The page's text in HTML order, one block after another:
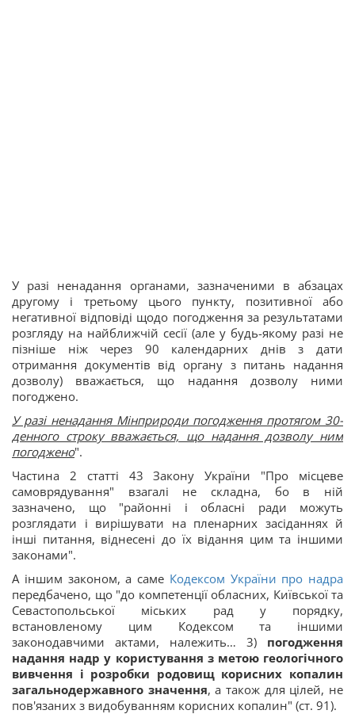
У разі ненадання органами, зазначеними в абзацах
другому і третьому цього пункту, позитивної або
негативної відповіді щодо погодження за результатами
розгляду на найближчій сесії (але у будь-якому разі не
пізніше ніж через 90 календарних днів з дати
отримання документів від органу з питань надання
дозволу) вважається, що надання дозволу ними
погоджено.
У разі ненадання Мінприроди погодження протягом 30-
денного строку вважається, що надання дозволу ним
погоджено".
Частина 2 статті 43 Закону України "Про місцеве
самоврядування" взагалі не складна, бо в ній
зазначено, що "районні і обласні ради можуть
розглядати і вирішувати на пленарних засіданнях й
інші питання, віднесені до їх відання цим та іншими
законами".
А іншим законом, а саме Кодексом України про надра
передбачено, що "до компетенції обласних, Київської та
Севастопольської міських рад у порядку,
встановленому цим Кодексом та іншими
законодавчими актами, належить… 3) погодження
надання надр у користування з метою геологічного
вивчення і розробки родовищ корисних копалин
загальнодержавного значення, а також для цілей, не
пов'язаних з видобуванням корисних копалин" (ст. 91).